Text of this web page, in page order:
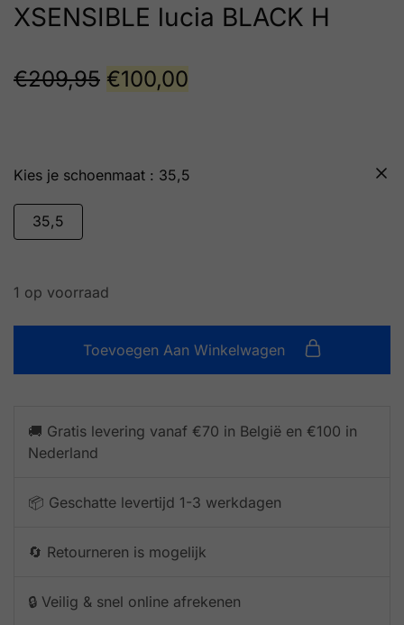
XSENSIBLE lucia BLACK H
€209,95 €100,00
schoenmaat 35,5
35,5
1 op voorraad
Toevoegen Aan Winkelwagen
🚚 Gratis levering vanaf €70 in België en €100 in
Nederland
📦 Geschatte levertijd 1-3 werkdagen
🔄 Retourneren is mogelijk
🔒 Veilig & snel online afrekenen